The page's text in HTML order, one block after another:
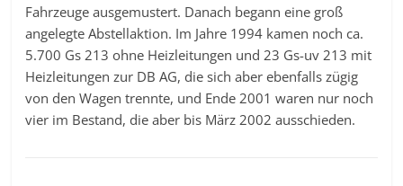
Fahrzeuge ausgemustert. Danach begann eine groß
angelegte Abstellaktion. Im Jahre 1994 kamen noch ca.
5.700 Gs 213 ohne Heizleitungen und 23 Gs-uv 213 mit
Heizleitungen zur DB AG, die sich aber ebenfalls zügig
von den Wagen trennte, und Ende 2001 waren nur noch
vier im Bestand, die aber bis März 2002 ausschieden.